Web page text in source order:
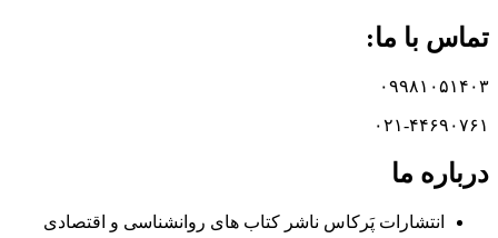
تماس با ما:
۰۹۹۸۱۰۵۱۴۰۳
۰۲۱-۴۴۶۹۰۷۶۱
درباره ما
انتشارات پَرکاس ناشر کتاب های روانشناسی و اقتصادی